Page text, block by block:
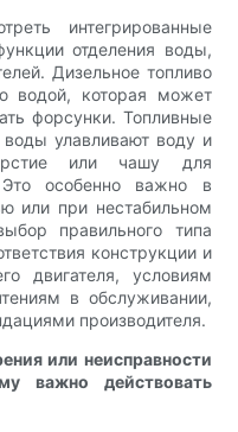
интегрированные
отделения воды,
Дизельное топливо
водой, которая может
форсунки. Топливные
улавливают воду и
или чашу для
Это особенно важно в
или при нестабильном
правильного типа
конструкции и
двигателя, условиям
в обслуживании,
производителя.
или неисправности
важно действовать